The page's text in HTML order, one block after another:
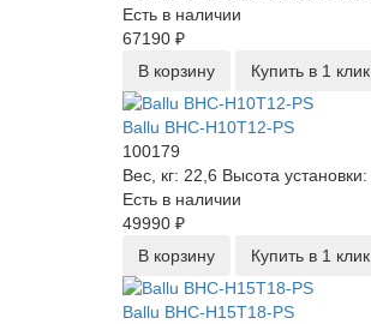
Есть в наличии
67190 ₽
В корзину
Купить в 1 клик
Ballu BHC-H10T12-PS
100179
Вес, кг: 22,6 Высота установки:
Есть в наличии
49990 ₽
В корзину
Купить в 1 клик
Ballu BHC-H15T18-PS